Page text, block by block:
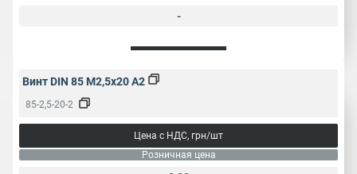
-
Винт DIN 85 M2,5x20 A2
85-2,5-20-2
Цена с НДС, грн/шт
Розничная цена